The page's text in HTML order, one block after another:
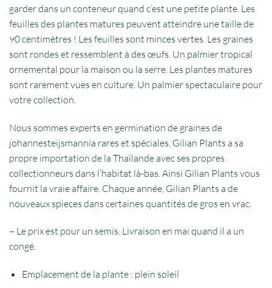
garder dans un conteneur quand c’est une petite plante. Les
feuilles des plantes matures peuvent atteindre une taille de
90 centimètres ! Les feuilles sont minces vertes. Les graines
sont rondes et ressemblent à des œufs. Un palmier tropical
ornemental pour la maison ou la serre. Les plantes matures
sont rarement vues en culture. Un palmier spectaculaire pour
votre collection.
Nous sommes experts en germination de graines de
johannesteijsmannia rares et spéciales. Gilian Plants a sa
propre importation de la Thaïlande avec ses propres
collectionneurs dans l’habitat là-bas. Ainsi Gilian Plants vous
fournit la vraie affaire. Chaque année, Gilian Plants a de
nouveaux spieces dans certaines quantités de gros en vrac.
– Le prix est pour un semis. Livraison en mai quand il a un
congé.
Emplacement de la plante : plein soleil